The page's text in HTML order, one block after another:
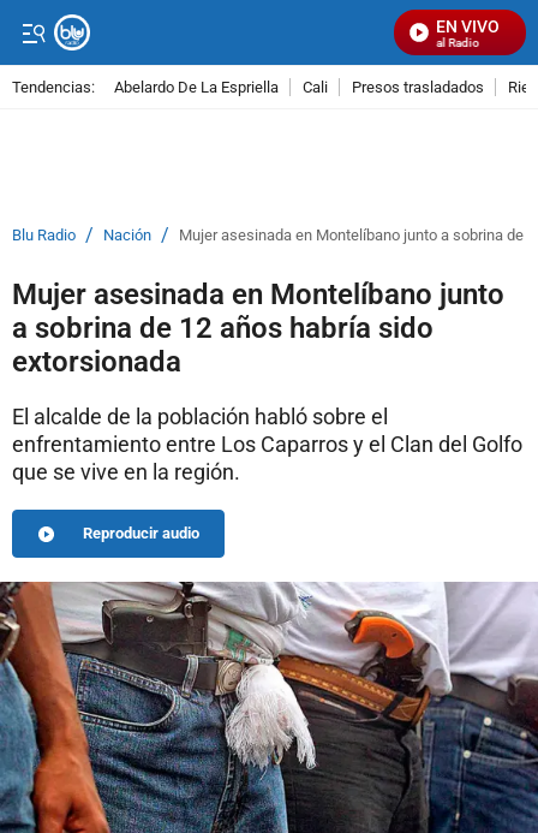
EN VIVO
Señal Visual Radio
Tendencias: Abelardo De La Espriella Cali Presos trasladados
Blu Radio / Nación / Mujer asesinada en Montelíbano junto a sobrina de
Mujer asesinada en Montelíbano junto
a sobrina de 12 años habría sido
extorsionada
El alcalde de la población habló sobre el
enfrentamiento entre Los Caparros y el Clan del Golfo
que se vive en la región.
Reproducir audio